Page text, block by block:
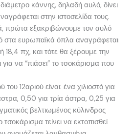
κάννης, δηλαδή αυλό, δίνει
στην ιστοσελίδα τους.
πρώτα εξακριβώνουμε τον αυλό
στα ευρωπαϊκά όπλα αναγράφεται
πχ, και τότε θα ξέρουμε την
να “πιάσει” το τσοκάρισμα που
12αριού είναι: ένα χιλιοστό για
0,50 για τρία άστρα, 0,25 για
βελτιωμένος κύλινδρος
τείνει να εκτοπισθεί